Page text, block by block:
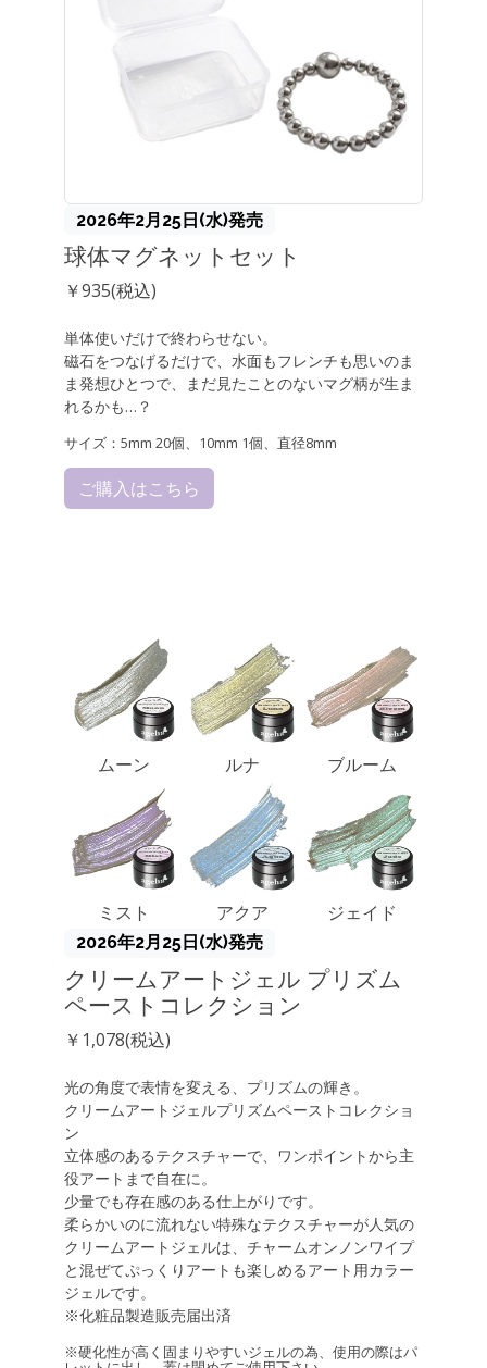
2026年2月25日(水)発売
球体マグネットセット
￥935(税込)
単体使いだけで終わらせない。
磁石をつなげるだけで、水面もフレンチも思いのま
ま発想ひとつで、まだ見たことのないマグ柄が生ま
れるかも…？
サイズ：5mm 20個、10mm 1個、直径8mm
ご購入はこちら
ムーン ルナ ブルーム
ミスト アクア ジェイド
2026年2月25日(水)発売
クリームアートジェル プリズム
ペーストコレクション
￥1,078(税込)
光の角度で表情を変える、プリズムの輝き。
クリームアートジェルプリズムペーストコレクショ
ン
立体感のあるテクスチャーで、ワンポイントから主
役アートまで自在に。
少量でも存在感のある仕上がりです。
柔らかいのに流れない特殊なテクスチャーが人気の
クリームアートジェルは、チャームオンノンワイプ
と混ぜてぷっくりアートも楽しめるアート用カラー
ジェルです。
※化粧品製造販売届出済
※硬化性が高く固まりやすいジェルの為、使用の際はパ